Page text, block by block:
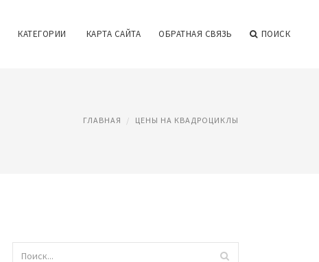
КАТЕГОРИИ КАРТА САЙТА ОБРАТНАЯ СВЯЗЬ ПОИСК
ГЛАВНАЯ ЦЕНЫ НА КВАДРОЦИКЛЫ